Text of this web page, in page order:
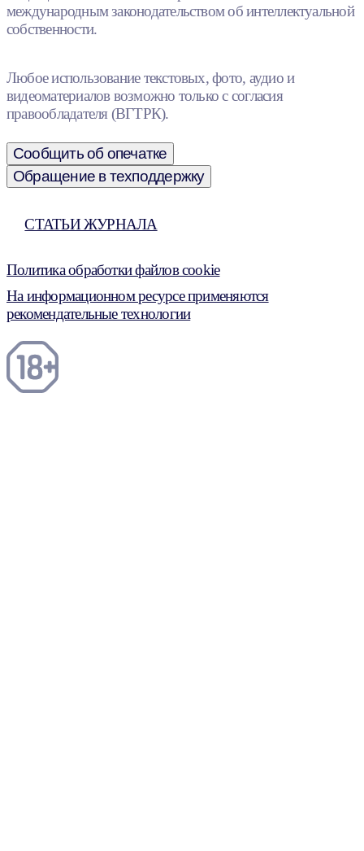
международным законодательством об интеллектуальной
собственности.
Любое использование текстовых, фото, аудио и
видеоматериалов возможно только с согласия
правообладателя (ВГТРК).
Сообщить об опечатке
Обращение в техподдержку
СТАТЬИ ЖУРНАЛА
Политика обработки файлов cookie
На информационном ресурсе применяются
рекомендательные технологии